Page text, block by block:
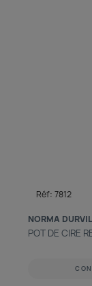
Réf: 7812
NORMA
POT DE CIRE